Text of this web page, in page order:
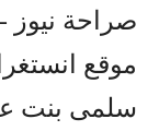
صراحة
موقع
سلمى بنت